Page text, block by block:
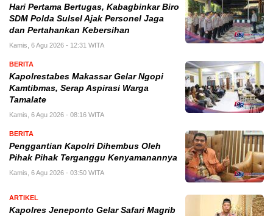
Hari Pertama Bertugas, Kabagbinkar Biro
SDM Polda Sulsel Ajak Personel Jaga
dan Pertahankan Kebersihan
Kamis, 6 Agu 2026 - 12:31 WITA
BERITA
Kapolrestabes Makassar Gelar Ngopi
Kamtibmas, Serap Aspirasi Warga
Tamalate
Kamis, 6 Agu 2026 - 08:16 WITA
BERITA
Penggantian Kapolri Dihembus Oleh
Pihak Pihak Terganggu Kenyamanannya
Kamis, 6 Agu 2026 - 03:50 WITA
ARTIKEL
Kapolres Jeneponto Gelar Safari Magrib